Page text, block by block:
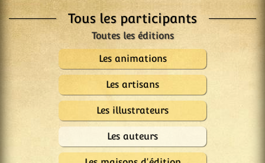
Tous les participants
Les animations
Les artisans
Les illustrateurs
Les auteurs